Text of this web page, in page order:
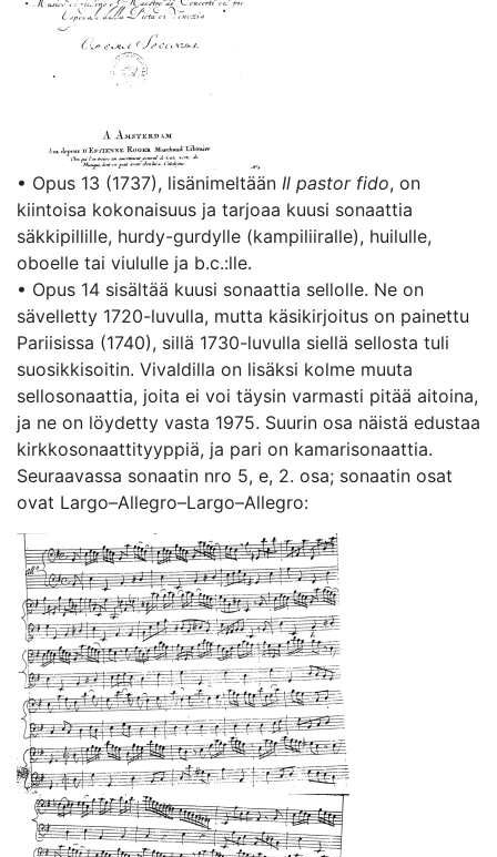
• Opus 13 (1737), lisänimeltään Il pastor fido, on
kiintoisa kokonaisuus ja tarjoaa kuusi sonaattia
säkkipillille, hurdy-gurdylle (kampiliiralle), huilulle,
oboelle tai viululle ja b.c.:lle.
• Opus 14 sisältää kuusi sonaattia sellolle. Ne on
sävelletty 1720-luvulla, mutta käsikirjoitus on painettu
Pariisissa (1740), sillä 1730-luvulla siellä sellosta tuli
suosikkisoitin. Vivaldilla on lisäksi kolme muuta
sellosonaattia, joita ei voi täysin varmasti pitää aitoina,
ja ne on löydetty vasta 1975. Suurin osa näistä edustaa
kirkkosonaattityyppiä, ja pari on kamarisonaattia.
Seuraavassa sonaatin nro 5, e, 2. osa; sonaatin osat
ovat Largo–Allegro–Largo–Allegro: